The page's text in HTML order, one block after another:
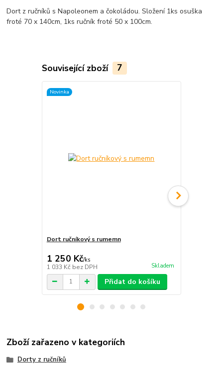
Dort z ručníků s Napoleonem a čokoládou. Složení 1ks osuška
froté 70 x 140cm, 1ks ručník froté 50 x 100cm.
Související zboží 7
Novinka
Dort ručníkový s rumemn
1 250 Kč/ks
1 033 Kč bez DPH Skladem
Přidat do košíku
Zboží zařazeno v kategoriích
Dorty z ručníků